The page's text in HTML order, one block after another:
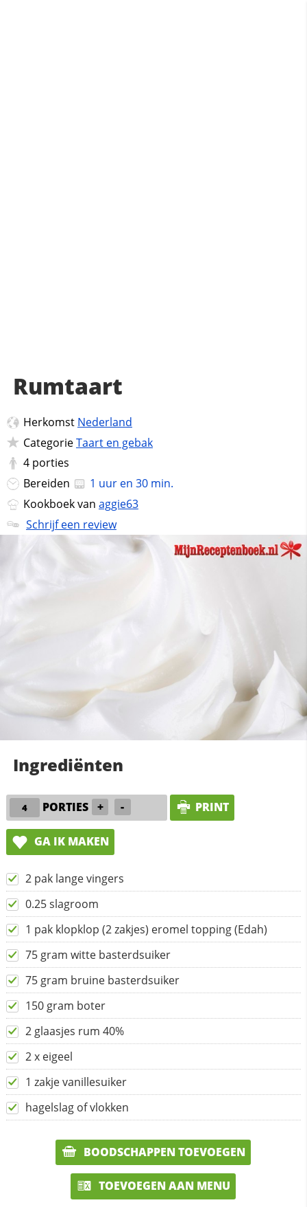
Rumtaart
Herkomst Nederland
CategorieTaart en gebak
4 porties
Bereiden
1 uur en 30 min.
Kookboek van aggie63
Schrijf een review
Ingrediënten
PORTIES + - PRINT
GA IK MAKEN
2 pak lange vingers
0.25 slagroom
1 pak klopklop (2 zakjes) eromel topping (Edah)
75 gram witte basterdsuiker
75 gram bruine basterdsuiker
150 gram boter
2 glaasjes rum 40%
2 x eigeel
1 zakje vanillesuiker
hagelslag of vlokken
BOODSCHAPPEN TOEVOEGEN
TOEVOEGEN AAN MENU